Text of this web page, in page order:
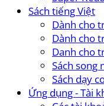
Sách tiếng Việt
Dành cho
Dành cho
Danh cho
Sách song
Sách dạy
Ứng dụng - Tài